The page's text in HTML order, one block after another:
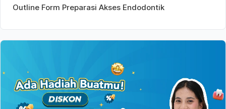
Outline Form Preparasi Akses Endodontik